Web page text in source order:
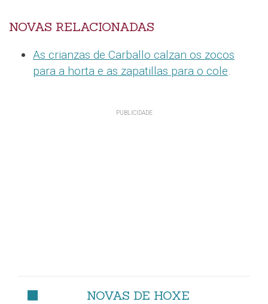
NOVAS RELACIONADAS
As crianzas de Carballo calzan os zocos
para a horta e as zapatillas para o cole.
NOVAS DE HOXE